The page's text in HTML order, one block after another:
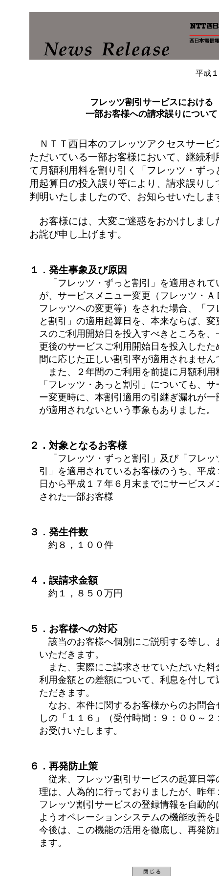
平成
フレッツ割引サービスにおける
一部お客様への請求誤りについて
ＮＴＴ西日本のフレッツアクセスサービ
ただいている一部お客様において、継続利
て月額利用料を割り引く「フレッツ・ずっ
用起算日の投入誤り等により、請求誤りし
判明いたしましたので、お知らせいたしま
お客様には、大変ご迷惑をおかけしまし
お詫び申し上げます。
１．発生事象及び原因
「フレッツ・ずっと割引」を適用されて
が、サービスメニュー変更（フレッツ・Ａ
フレッツへの変更等）をされた場合、「フ
と割引」の適用起算日を、本来ならば、変
スのご利用開始日を投入すべきところを、
更後のサービスご利用開始日を投入したた
間に応じた正しい割引率が適用されません
また、２年間のご利用を前提に月額利用
「フレッツ・あっと割引」についても、
ー変更時に、本割引適用の引継ぎ漏れが一
が適用されないという事象もありました。
２．対象となるお客様
「フレッツ・ずっと割引」及び「フレッ
引」を適用されているお客様のうち、平成
日から平成１７年６月末までにサービスメ
された一部お客様
３．発生件数
約８，１００件
４．誤請求金額
約１，８５０万円
５．お客様への対応
該当のお客様へ個別にご説明する等し、
いただきます。
また、実際にご請求させていただいた料
利用金額との差額について、利息を付して
ただきます。
なお、本件に関するお客様からのお問合
しの「１１６」（受付時間：９：００～２
お受けいたします。
６．再発防止策
従来、フレッツ割引サービスの起算日等
理は、人為的に行っておりましたが、昨年
フレッツ割引サービスの登録情報を自動的
ようオペレーションシステムの機能改善を
今後は、この機能の活用を徹底し、再発防
ます。